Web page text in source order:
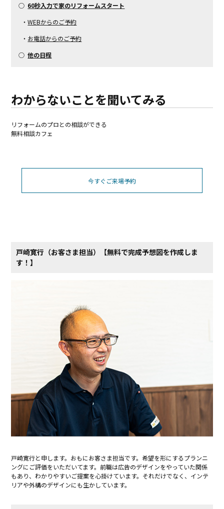
○ 60秒入力で家のリフォームスタート
・WEBからのご予約
・ お電話からのご予約
○他の日程
わからないことを聞いてみる
リフォームのプロとの相談ができる
無料相談カフェ
今すぐご来場予約
戸崎寛行（お客さま担当）【無料で完成予想図を​作成しま
す！】
戸崎寛行と申します。おもにお客さま担当です。希望を形にするプランニ
ングにご評価をいただいてます。前職は広告のデザインをやっていた関係
もあり、わかりやすいご提案を心掛けています。それだけでなく、インテ
リアや外構のデザインにも生かしています。